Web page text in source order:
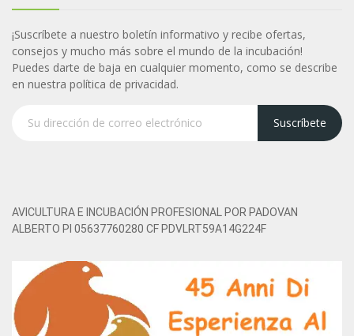
¡Suscríbete a nuestro boletín informativo y recibe ofertas,
consejos y mucho más sobre el mundo de la incubación!
Puedes darte de baja en cualquier momento, como se describe
en nuestra política de privacidad.
Suscríbete
AVICULTURA E INCUBACIÓN PROFESIONAL POR PADOVAN
ALBERTO PI 05637760280 CF PDVLRT59A14G224F